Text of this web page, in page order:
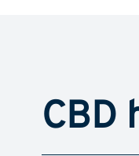
CBD